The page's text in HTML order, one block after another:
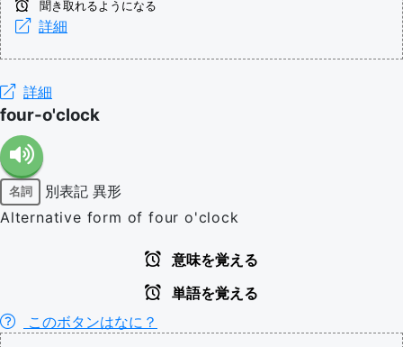
聞き取れるようになる
詳細
詳細
four-o'clock
名詞 別表記 異形
Alternative form of four o'clock
意味を覚える
単語を覚える
このボタンはなに？